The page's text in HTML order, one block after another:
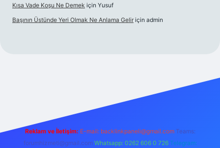
Kısa Vade Koşu Ne Demek için Yusuf
Başının Üstünde Yeri Olmak Ne Anlama Gelir için admin
Reklam ve İletişim: E-mail: backlinkpaneli@gmail.com Teams:
forumhizmeti@gmail.com Whatsapp: 0262 606 0 726 Telegram: